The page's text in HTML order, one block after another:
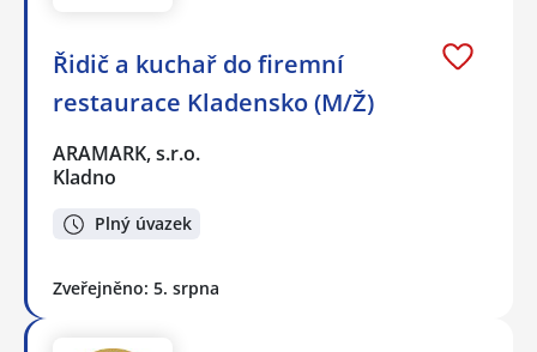
Řidič a kuchař do firemní
restaurace Kladensko (M/Ž)
ARAMARK, s.r.o.
Kladno
Plný úvazek
Zveřejněno: 5. srpna